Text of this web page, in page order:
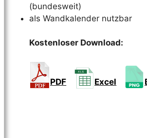
(bundesweit)
als Wandkalender nutzbar
Kostenloser Download:
PDF Excel